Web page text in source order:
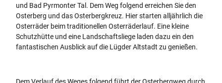
und Bad Pyrmonter Tal. Dem Weg folgend erreichen Sie den
Osterberg und das Osterbergkreuz. Hier starten alljährlich die
Osterräder beim traditionellen Osterräderlauf. Eine kleine
Schutzhütte und eine Landschaftsliege laden dazu ein den
fantastischen Ausblick auf die Lügder Altstadt zu genießen.